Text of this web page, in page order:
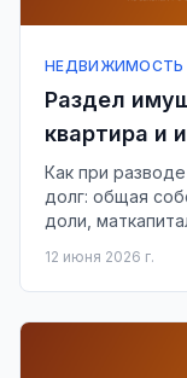
НЕДВИЖИМОСТЬ
Раздел
квартира и
Как при
долг: общая
доли,
12 июня 2026 г.